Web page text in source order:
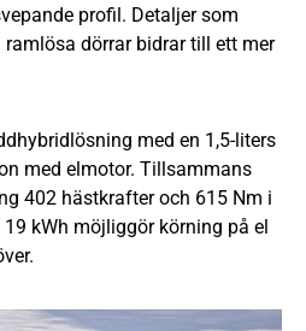
profil. Detaljer som
dörrar bidrar till ett mer
med en 1,5-liters
med elmotor. Tillsammans
402 hästkrafter och 615 Nm i
kWh möjliggör körning på el